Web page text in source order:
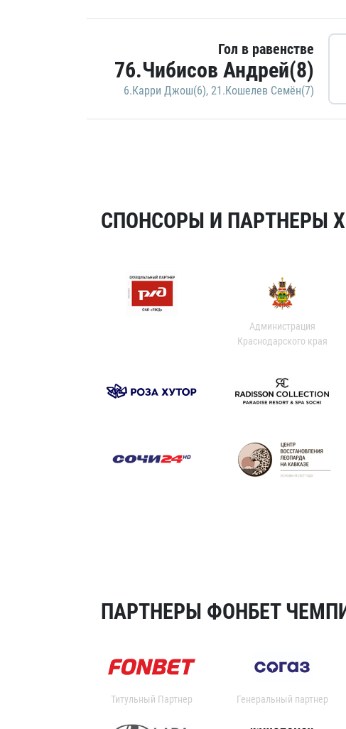
Гол в равенстве
76.Чибисов Андрей(8)
6.Карри Джош(6), 21.Кошелев Семён(7)
СПОНСОРЫ И ПАРТНЕРЫ
Администрация
Краснодарского края
ПАРТНЕРЫ ФОНБЕТ
Титульный Партнер Генеральный партнер